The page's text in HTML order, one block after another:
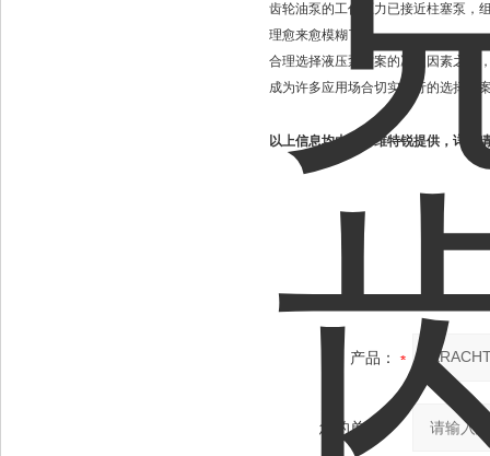
齿轮油泵的工作压力已接近柱塞泵，
理愈来愈模糊了。
合理选择液压泵方案的决定因素之一
成为许多应用场合切实可行的选择方
以上信息均由上海维特锐提供，详情
产品：
您的单位：